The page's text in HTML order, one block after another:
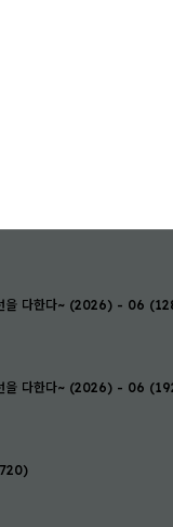
을 다한다~ (2026) - 06
을 다한다~ (2026) - 06